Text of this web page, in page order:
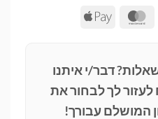
MasterCard
Apple
דבר/י איתנו
לך לבחור את
המושלם עבורך!